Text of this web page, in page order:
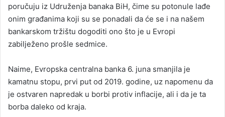
a
n
e
m
i
l
poručuju iz Udruženja banaka BiH, čime su potonule lađe
onim građanima koji su se ponadali da će se i na našem
bankarskom tržištu dogoditi ono što je u Evropi
zabilježeno prošle sedmice.
Naime, Evropska centralna banka 6. juna smanjila je
kamatnu stopu, prvi put od 2019. godine, uz napomenu da
je ostvaren napredak u borbi protiv inflacije, ali i da je ta
borba daleko od kraja.